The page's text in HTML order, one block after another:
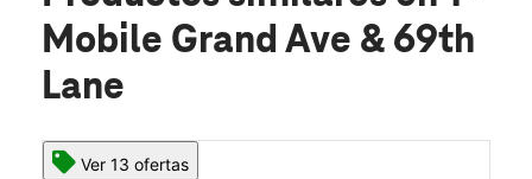
Mobile Grand Ave & 69th
Lane
Ver 13 ofertas